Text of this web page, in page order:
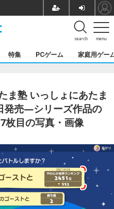
menu
search
特集 PCゲーム 家庭用ゲー
ま塾 いっしょにあたま
発売―シリーズ作品の
枚目の写真・画像